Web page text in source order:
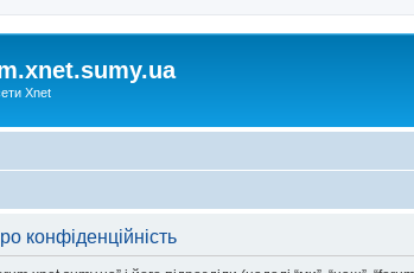
Xnet
конфіденційність